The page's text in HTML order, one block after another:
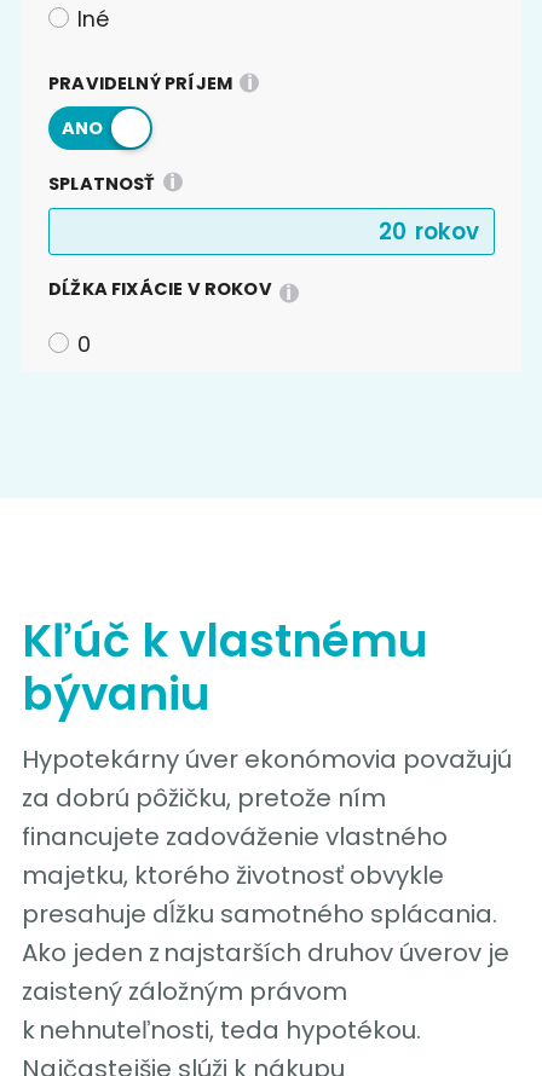
Kľúč k vlastnému
bývaniu
Hypotekárny úver ekonómovia považujú
za dobrú pôžičku, pretože ním
financujete zadováženie vlastného
majetku, ktorého životnosť obvykle
presahuje dĺžku samotného splácania.
Ako jeden z najstarších druhov úverov je
zaistený záložným právom
k nehnuteľnosti, teda hypotékou.
Najčastejšie slúži k nákupu